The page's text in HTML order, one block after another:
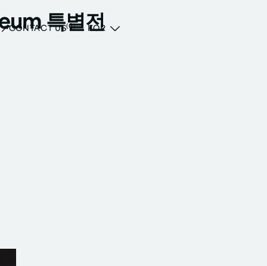
CONTACT US(6) KOR
특별전